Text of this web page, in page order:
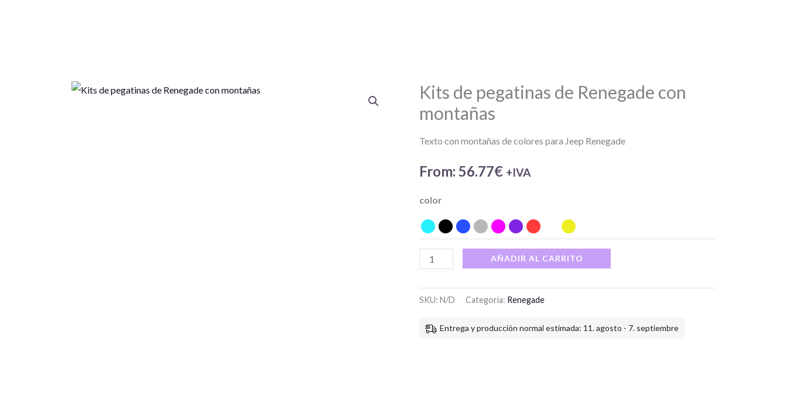
Kits de pegatinas de Renegade con
montañas
Texto con montañas de colores para Jeep Renegade
From: 56.77€ +IVA
color
Kits
pegatinas
de
con
AÑADIR AL CARRITO
SKU: N/D Categoría: Renegade
Entrega y producción normal estimada: 11. agosto - 7. septiembre